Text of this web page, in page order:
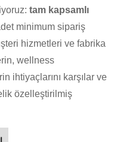
tam kapsamlı
minimum sipariş
hizmetleri ve fabrika
wellness
ihtiyaçlarını karşılar ve
özelleştirilmiş